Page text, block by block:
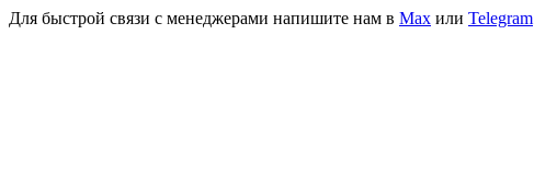
Для быстрой связи с менеджерами напишите нам в Мах или Telegram